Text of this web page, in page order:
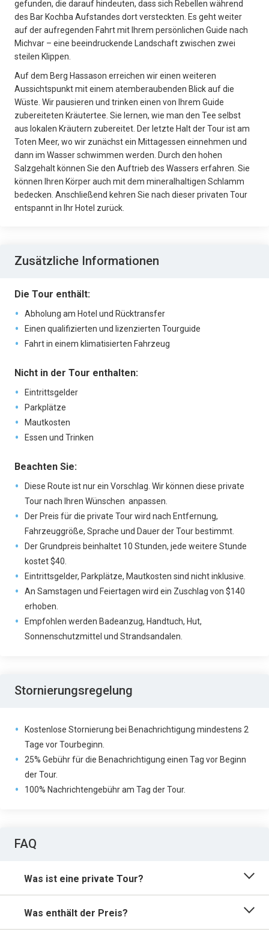
gefunden, die darauf hindeuten, dass sich Rebellen während
des Bar Kochba Aufstandes dort versteckten. Es geht weiter
auf der aufregenden Fahrt mit Ihrem persönlichen Guide nach
Michvar – eine beeindruckende Landschaft zwischen zwei
steilen Klippen.
Auf dem Berg Hassason erreichen wir einen weiteren
Aussichtspunkt mit einem atemberaubenden Blick auf die
Wüste. Wir pausieren und trinken einen von Ihrem Guide
zubereiteten Kräutertee. Sie lernen, wie man den Tee selbst
aus lokalen Kräutern zubereitet. Der letzte Halt der Tour ist am
Toten Meer, wo wir zunächst ein Mittagessen einnehmen und
dann im Wasser schwimmen werden. Durch den hohen
Salzgehalt können Sie den Auftrieb des Wassers erfahren. Sie
können Ihren Körper auch mit dem mineralhaltigen Schlamm
bedecken. Anschließend kehren Sie nach dieser privaten Tour
entspannt in Ihr Hotel zurück.
Zusätzliche Informationen
Die Tour enthält:
Abholung am Hotel und Rücktransfer
Einen qualifizierten und lizenzierten Tourguide
Fahrt in einem klimatisierten Fahrzeug
Nicht in der Tour enthalten:
Eintrittsgelder
Parkplätze
Mautkosten
Essen und Trinken
Beachten Sie:
Diese Route ist nur ein Vorschlag. Wir können diese private
Tour nach Ihren Wünschen anpassen.
Der Preis für die private Tour wird nach Entfernung,
Fahrzeuggröße, Sprache und Dauer der Tour bestimmt.
Der Grundpreis beinhaltet 10 Stunden, jede weitere Stunde
kostet $40.
Eintrittsgelder, Parkplätze, Mautkosten sind nicht inklusive.
An Samstagen und Feiertagen wird ein Zuschlag von $140
erhoben.
Empfohlen werden Badeanzug, Handtuch, Hut,
Sonnenschutzmittel und Strandsandalen.
Stornierungsregelung
Kostenlose Stornierung bei Benachrichtigung mindestens 2
Tage vor Tourbeginn.
25% Gebühr für die Benachrichtigung einen Tag vor Beginn
der Tour.
100% Nachrichtengebühr am Tag der Tour.
FAQ
Was ist eine private Tour?
Was enthält der Preis?